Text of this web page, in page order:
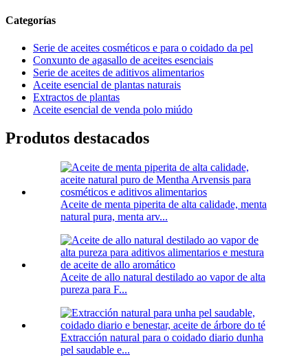
Categorías
Serie de aceites cosméticos e para o coidado da pel
Conxunto de agasallo de aceites esenciais
Serie de aceites de aditivos alimentarios
Aceite esencial de plantas naturais
Extractos de plantas
Aceite esencial de venda polo miúdo
Produtos destacados
Aceite de menta piperita de alta calidade, menta
natural pura, menta arv...
Aceite de allo natural destilado ao vapor de alta
pureza para F...
Extracción natural para o coidado diario dunha
pel saudable e...